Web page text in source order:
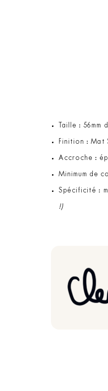
Taille : 56mm
Finition : Mat
Accroche :
Minimum de
Spécificité :
!)